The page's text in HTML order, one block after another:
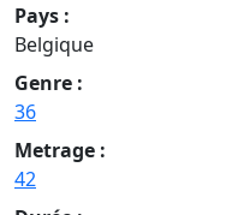
Pays :
Belgique
Genre :
36
Metrage :
42